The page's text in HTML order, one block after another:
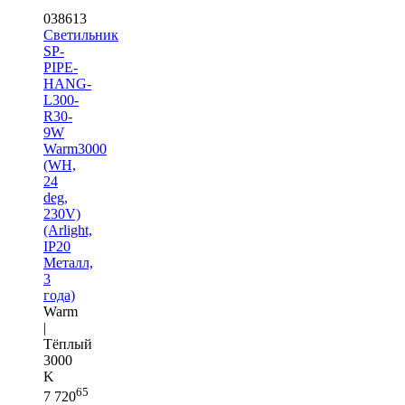
038613
Светильник
SP-
PIPE-
HANG-
L300-
R30-
9W
Warm3000
(WH,
24
deg,
230V)
(Arlight,
IP20
Металл,
3
года)
Warm
|
Тёплый
3000
K
7 72065